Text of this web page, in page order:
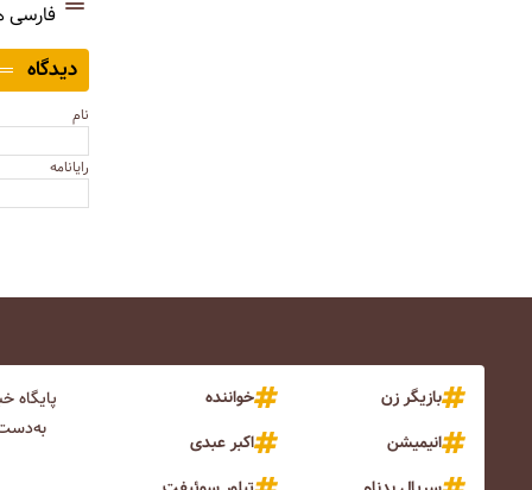
دیدگاه
نام
رایانامه
بازیگر زن
خواننده
انیمیشن
اکبر عبدی
پایگاه
به‌دست